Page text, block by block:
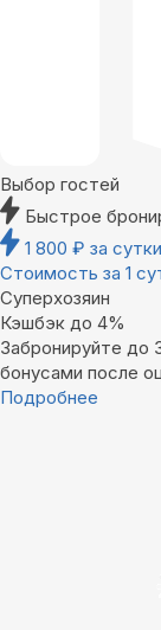
Выбор гостей
Быстрое
1 800 ₽ за сутки
Стоимость за 1
Суперхозяин
Кэшбэк до 4%
Забронируйте до
бонусами после
Подробнее